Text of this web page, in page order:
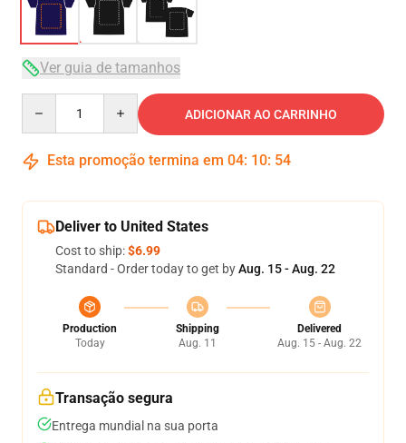
Ver guia de tamanhos
ADICIONAR AO CARRINHO
Esta promoção termina em 04: 10: 53
Deliver to United States
Cost to ship:$6.99
Standard - Order today to get byAug. 15 - Aug. 22
Production
Today
Shipping
Aug. 11
Delivered
Aug. 15 - Aug. 22
Transação segura
Entrega mundial na sua porta